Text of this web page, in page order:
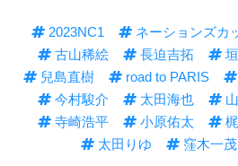
2023NC1 ネーションズカ
古山稀絵
長迫吉拓
兒島直樹
road to PARIS
今村駿介
太田海也
寺崎浩平
小原佑太
太田りゆ
窪木一茂